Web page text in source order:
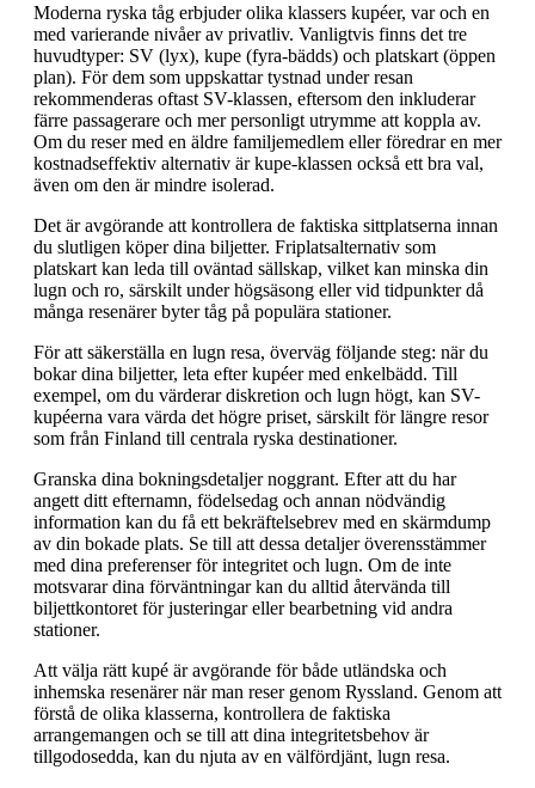
Moderna ryska tåg erbjuder olika klassers kupéer, var och en
med varierande nivåer av privatliv. Vanligtvis finns det tre
huvudtyper: SV (lyx), kupe (fyra-bädds) och platskart (öppen
plan). För dem som uppskattar tystnad under resan
rekommenderas oftast SV-klassen, eftersom den inkluderar
färre passagerare och mer personligt utrymme att koppla av.
Om du reser med en äldre familjemedlem eller föredrar en mer
kostnadseffektiv alternativ är kupe-klassen också ett bra val,
även om den är mindre isolerad.
Det är avgörande att kontrollera de faktiska sittplatserna innan
du slutligen köper dina biljetter. Friplatsalternativ som
platskart kan leda till oväntad sällskap, vilket kan minska din
lugn och ro, särskilt under högsäsong eller vid tidpunkter då
många resenärer byter tåg på populära stationer.
För att säkerställa en lugn resa, överväg följande steg: när du
bokar dina biljetter, leta efter kupéer med enkelbädd. Till
exempel, om du värderar diskretion och lugn högt, kan SV-
kupéerna vara värda det högre priset, särskilt för längre resor
som från Finland till centrala ryska destinationer.
Granska dina bokningsdetaljer noggrant. Efter att du har
angett ditt efternamn, födelsedag och annan nödvändig
information kan du få ett bekräftelsebrev med en skärmdump
av din bokade plats. Se till att dessa detaljer överensstämmer
med dina preferenser för integritet och lugn. Om de inte
motsvarar dina förväntningar kan du alltid återvända till
biljettkontoret för justeringar eller bearbetning vid andra
stationer.
Att välja rätt kupé är avgörande för både utländska och
inhemska resenärer när man reser genom Ryssland. Genom att
förstå de olika klasserna, kontrollera de faktiska
arrangemangen och se till att dina integritetsbehov är
tillgodosedda, kan du njuta av en välfördjänt, lugn resa.